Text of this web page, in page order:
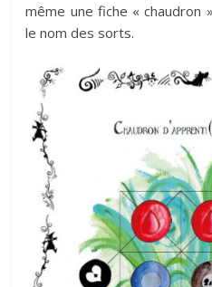
même une fiche « chaudron
le nom des sorts.